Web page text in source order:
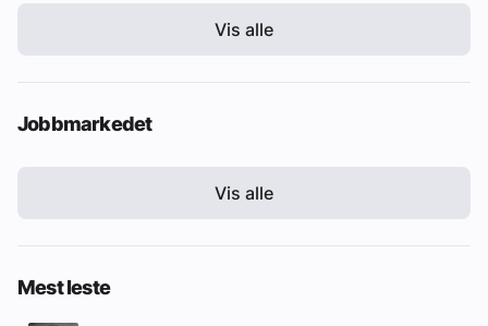
Vis alle
Jobbmarkedet
Vis alle
Mest leste